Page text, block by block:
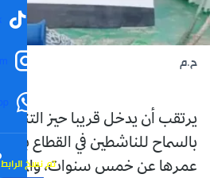
تم نسخ الرابط
ح.م
يرتقب أن يدخل قريبا حيز
بالسماح للناشطين في القطاع
عمرها عن خمس سنوات،